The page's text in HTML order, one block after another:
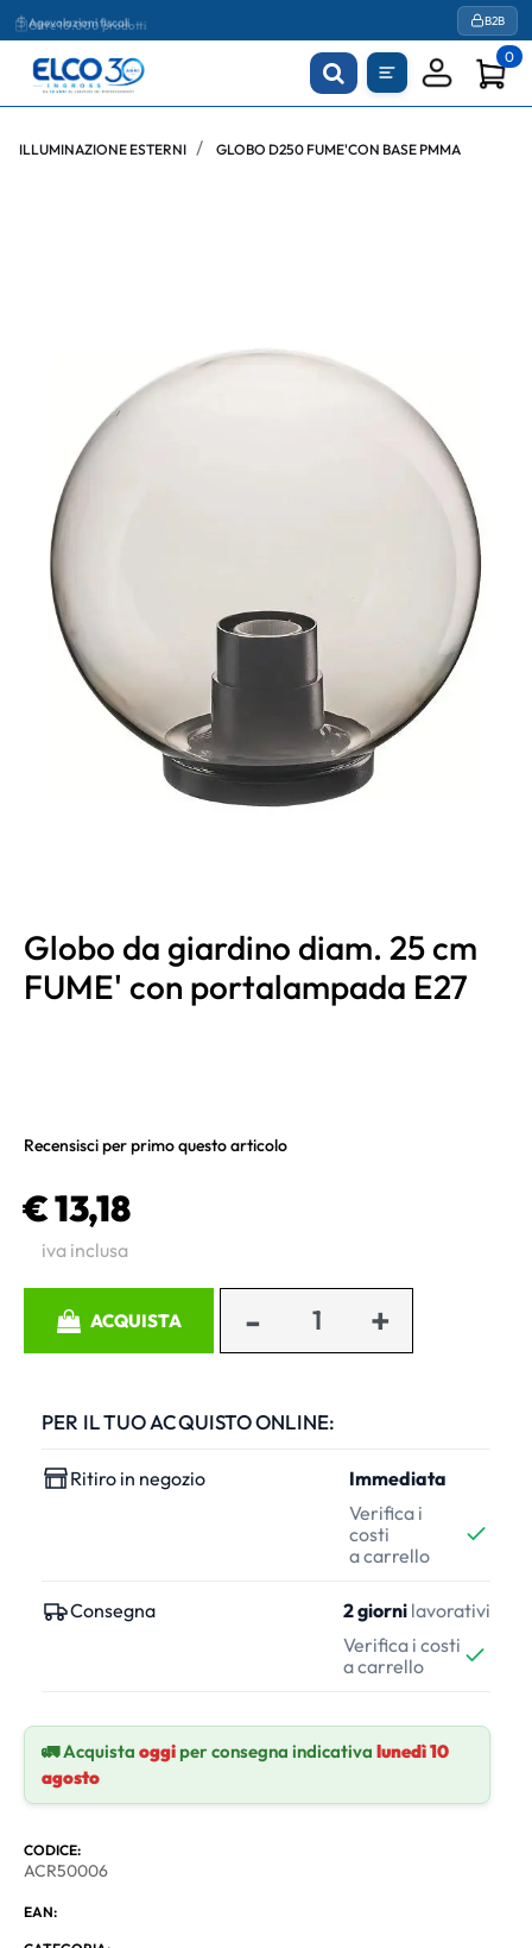
Agevolazioni fiscali B2B
0
ILLUMINAZIONE ESTERNI GLOBO D250 FUME'CON BASE PMMA
Globo da giardino diam. 25 cm
FUME' con portalampada E27
Recensisci per primo questo articolo
€ 13,18
iva inclusa
ACQUISTA
PER IL TUO ACQUISTO ONLINE:
Ritiro in negozio
Immediata
Verifica i
costi
a carrello
Consegna 2 giorni lavorativi
Verifica i costi
a carrello
🚛 Acquista oggiper consegna indicativa lunedì 10
agosto
CODICE:
ACR50006
EAN: